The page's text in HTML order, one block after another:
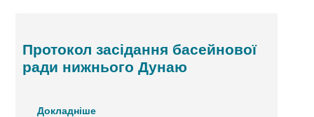
Протокол засідання басейнової
ради нижнього Дунаю
Докладніше